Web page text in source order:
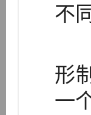
不
形
一